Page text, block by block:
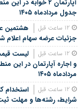
آپارتمان ۲ خوابه
جدول مردادماه ۱۴۰۵
جزئیات عرضه سهام اعلام
لیست
و اجاره آپارتمان در این
مردادماه ۱۴۰۵
استخدام
شرایط، رشته‌ها و مهلت